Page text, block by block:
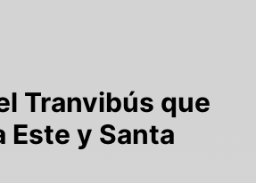
Tranvibús que
Este y Santa